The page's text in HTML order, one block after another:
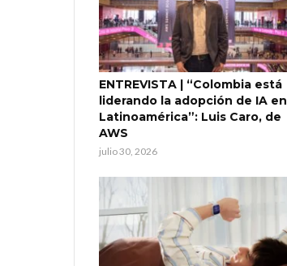
ENTREVISTA | “Colombia está
liderando la adopción de IA en
Latinoamérica”: Luis Caro, de
AWS
julio 30, 2026